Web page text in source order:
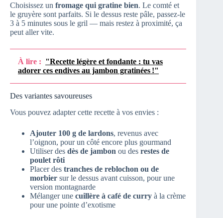
Choisissez un fromage qui gratine bien. Le comté et
le gruyère sont parfaits. Si le dessus reste pâle, passez-le
3 à 5 minutes sous le gril — mais restez à proximité, ça
peut aller vite.
À lire : "Recette légère et fondante : tu vas
adorer ces endives au jambon gratinées !"
Des variantes savoureuses
Vous pouvez adapter cette recette à vos envies :
Ajouter 100 g de lardons, revenus avec
l’oignon, pour un côté encore plus gourmand
Utiliser des dès de jambon ou des restes de
poulet rôti
Placer des tranches de reblochon ou de
morbier sur le dessus avant cuisson, pour une
version montagnarde
Mélanger une cuillère à café de curry à la crème
pour une pointe d’exotisme